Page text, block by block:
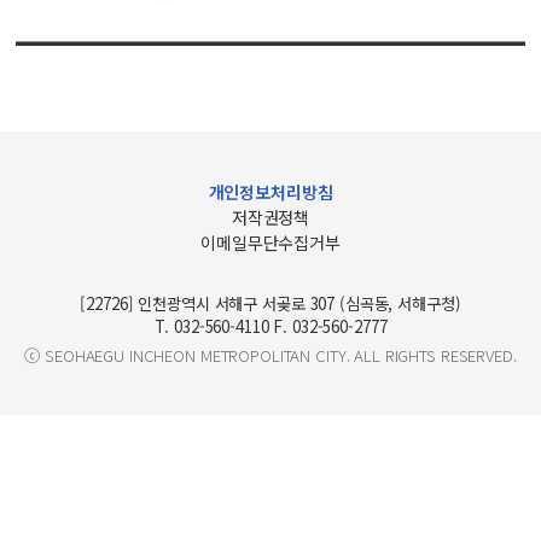
개인정보처리방침
저작권정책
이메일무단수집거부
[22726] 인천광역시 서해구 서곶로 307 (심곡동, 서해구청)
T. 032-560-4110 F. 032-560-2777
ⓒ SEOHAEGU INCHEON METROPOLITAN CITY. ALL RIGHTS RESERVED.